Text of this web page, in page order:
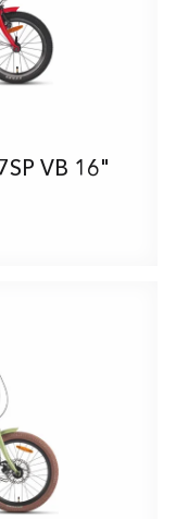
VB 16"